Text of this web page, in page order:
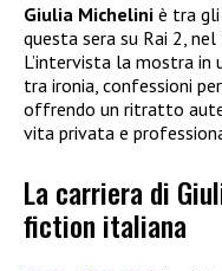
Giulia Michelini è tra
questa sera su Rai 2,
L’intervista la mostra in
tra ironia, confessioni
offrendo un ritratto
vita privata e
La carriera di
fiction italiana